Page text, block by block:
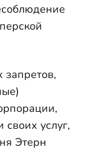
своих услуг,
Этерн